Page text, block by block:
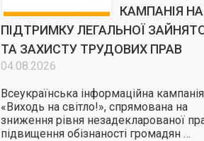
КАМПАНІЯ НА
ПІДТРИМКУ ЛЕГАЛЬНОЇ
ТА ЗАХИСТУ ТРУДОВИХ ПРАВ
04.08.2026
Всеукраїнська інформаційна кампанія
«Виходь на світло!», спрямована на
зниження рівня незадекларованої
підвищення обізнаності громадян …